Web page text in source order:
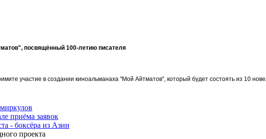
посвящённый 100-летию писателя
участие в создании киноальманаха "Мой Айтматов", который будет состоять из 10
приёма заявок
- боксёра из Азии
проекта